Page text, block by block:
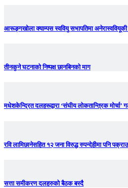
आरूङ्गखोला क्याम्पस स्ववियु सभापतिमा अनेरास्ववियूकी
तीनकुने घटनाकाे निष्पक्ष छानबिनकाे माग
मधेशकेन्द्रित दलहरूद्वारा ‘संघीय लोकतान्त्रिक मोर्चा’
रवि लामिछानेसहित १२ जना विरुद्ध रुपन्देहीमा पनि पक्राउ
सत्ता समीकरण दलहरुको बैठक बस्दै